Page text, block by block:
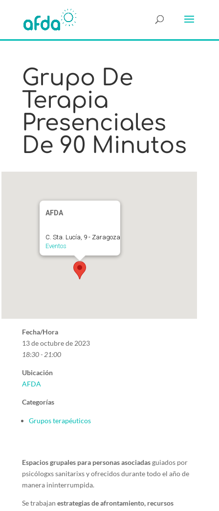
Grupo De
Terapia
Presenciales
De 90 Minutos
AFDA
C. Sta. Lucía, 9 - Zaragoza
Eventos
Fecha/Hora
13 de octubre de 2023
18:30 - 21:00
Ubicación
AFDA
Categorías
Grupos terapéuticos
Espacios grupales para personas asociadasguiados por
psicólogxs sanitarixs y ofrecidos durante todo el año de
manera ininterrumpida.
Se trabajan estrategias de afrontamiento, recursos